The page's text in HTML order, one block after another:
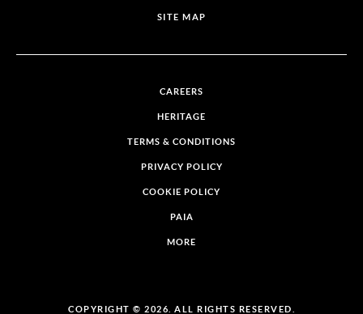
SITE MAP
CAREERS
HERITAGE
TERMS & CONDITIONS
PRIVACY POLICY
COOKIE POLICY
PAIA
MORE
COPYRIGHT © 2026. ALL RIGHTS RESERVED.